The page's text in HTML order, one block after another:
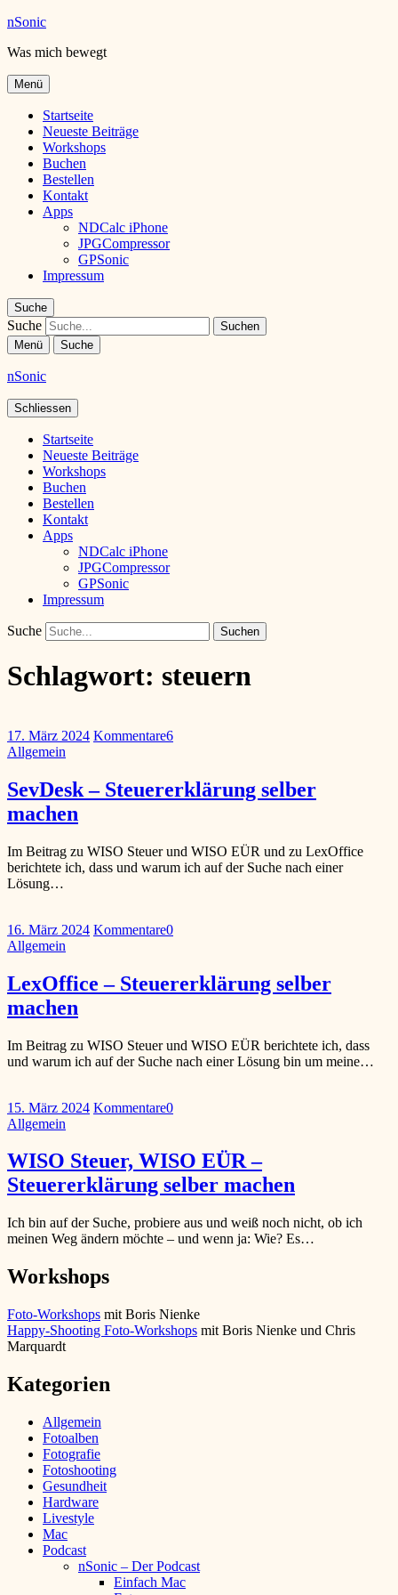
nSonic
Was mich bewegt
Menü
Startseite
Neueste Beiträge
Workshops
Buchen
Bestellen
Kontakt
Apps
NDCalc iPhone
JPGCompressor
GPSonic
Impressum
Suche
Suche
Menü Suche
nSonic
Schliessen
Startseite
Neueste Beiträge
Workshops
Buchen
Bestellen
Kontakt
Apps
NDCalc iPhone
JPGCompressor
GPSonic
Impressum
Suche
Schlagwort: steuern
17. März 2024 Kommentare6
Allgemein
SevDesk – Steuererklärung selber
machen
Im Beitrag zu WISO Steuer und WISO EÜR und zu LexOffice
berichtete ich, dass und warum ich auf der Suche nach einer
Lösung…
16. März 2024 Kommentare0
Allgemein
LexOffice – Steuererklärung selber
machen
Im Beitrag zu WISO Steuer und WISO EÜR berichtete ich, dass
und warum ich auf der Suche nach einer Lösung bin um meine…
15. März 2024 Kommentare0
Allgemein
WISO Steuer, WISO EÜR –
Steuererklärung selber machen
Ich bin auf der Suche, probiere aus und weiß noch nicht, ob ich
meinen Weg ändern möchte – und wenn ja: Wie? Es…
Workshops
Foto-Workshops mit Boris Nienke
Happy-Shooting Foto-Workshops mit Boris Nienke und Chris
Marquardt
Kategorien
Allgemein
Fotoalben
Fotografie
Fotoshooting
Gesundheit
Hardware
Livestyle
Mac
Podcast
nSonic – Der Podcast
Einfach Mac